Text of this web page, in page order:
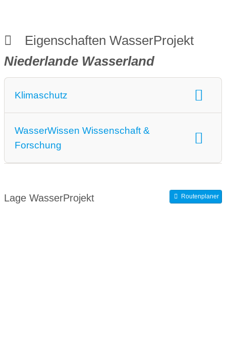
Eigenschaften WasserProjekt
Niederlande Wasserland
Klimaschutz
WasserWissen Wissenschaft &
Forschung
Lage WasserProjekt Routenplaner